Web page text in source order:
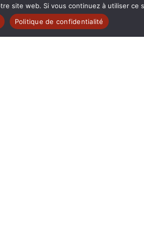
site web. Si vous continuez à utiliser
Politique de confidentialité